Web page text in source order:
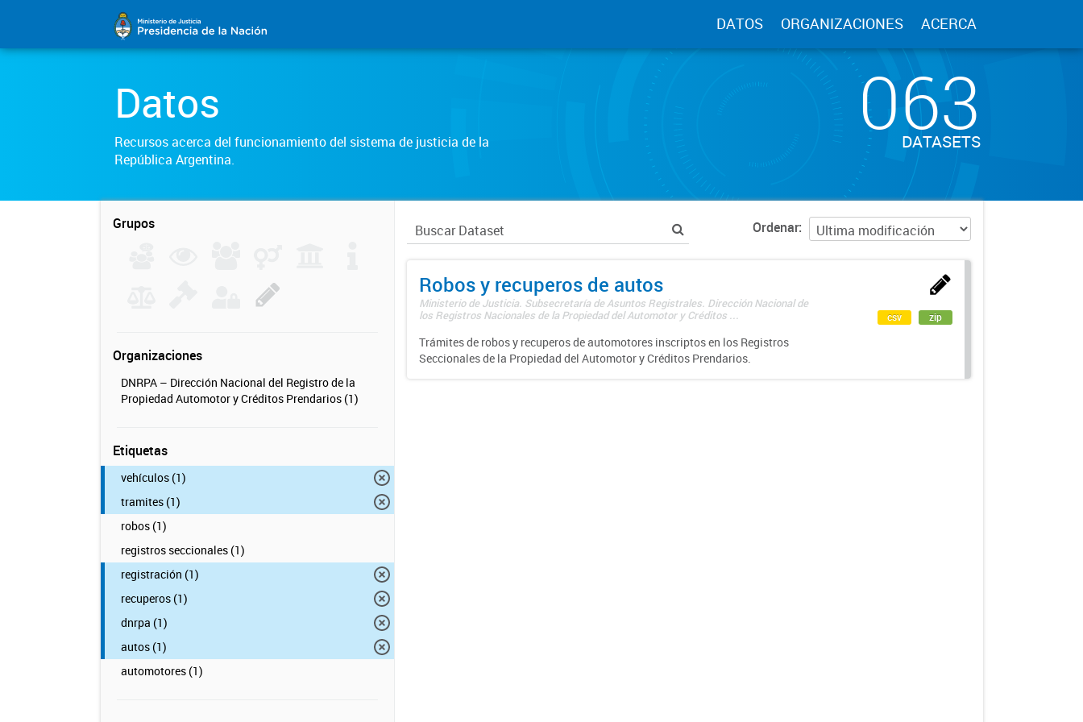
DATOS ORGANIZACIONES ACERCA
Datos
Recursos acerca del funcionamiento del sistema de justicia de la
República Argentina.
063
DATASETS
Grupos
Organizaciones
DNRPA – Dirección Nacional del Registro de la
Propiedad Automotor y Créditos Prendarios (1)
Etiquetas
vehículos (1)
tramites (1)
robos (1)
registros seccionales (1)
registración (1)
recuperos (1)
dnrpa (1)
autos (1)
automotores (1)
Ordenar
Robos y recuperos de autos
Ministerio de Justicia. Subsecretaría de Asuntos Registrales. Dirección Nacional de
los Registros Nacionales de la Propiedad del Automotor y Créditos ...
Trámites de robos y recuperos de automotores inscriptos en los Registros
Seccionales de la Propiedad del Automotor y Créditos Prendarios.
csv zip